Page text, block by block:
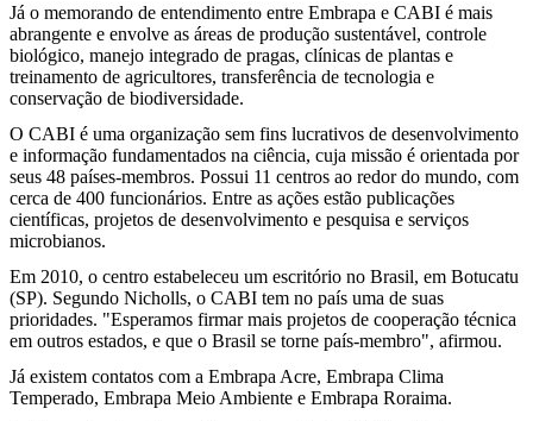
Já o memorando de entendimento entre Embrapa e CABI é mais
abrangente e envolve as áreas de produção sustentável, controle
biológico, manejo integrado de pragas, clínicas de plantas e
treinamento de agricultores, transferência de tecnologia e
conservação de biodiversidade.
O CABI é uma organização sem fins lucrativos de desenvolvimento
e informação fundamentados na ciência, cuja missão é orientada por
seus 48 países-membros. Possui 11 centros ao redor do mundo, com
cerca de 400 funcionários. Entre as ações estão publicações
científicas, projetos de desenvolvimento e pesquisa e serviços
microbianos.
Em 2010, o centro estabeleceu um escritório no Brasil, em Botucatu
(SP). Segundo Nicholls, o CABI tem no país uma de suas
prioridades. "Esperamos firmar mais projetos de cooperação técnica
em outros estados, e que o Brasil se torne país-membro", afirmou.
Já existem contatos com a Embrapa Acre, Embrapa Clima
Temperado, Embrapa Meio Ambiente e Embrapa Roraima.